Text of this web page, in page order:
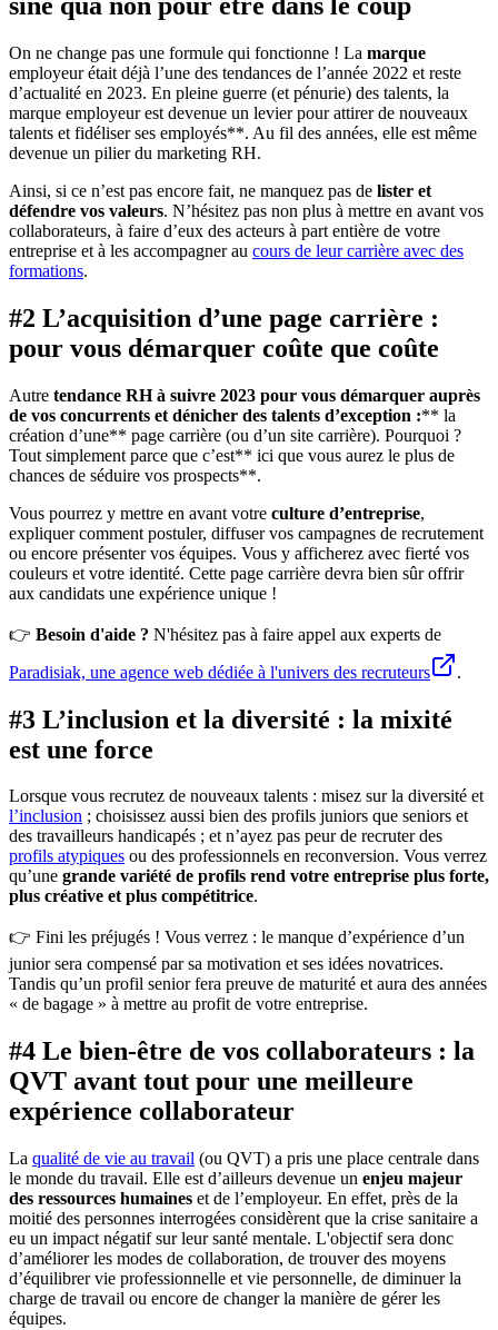
On ne change pas une formule qui fonctionne ! La marque
employeur était déjà l’une des tendances de l’année 2022 et reste
d’actualité en 2023. En pleine guerre (et pénurie) des talents, la
marque employeur est devenue un levier pour attirer de nouveaux
talents et fidéliser ses employés**. Au fil des années, elle est même
devenue un pilier du marketing RH.
Ainsi, si ce n’est pas encore fait, ne manquez pas de lister et
défendre vos valeurs. N’hésitez pas non plus à mettre en avant vos
collaborateurs, à faire d’eux des acteurs à part entière de votre
entreprise et à les accompagner au cours de leur carrière avec des
formations.
#2 L’acquisition d’une page carrière :
pour vous démarquer coûte que coûte
Autre tendance RH à suivre 2023 pour vous démarquer auprès
de vos concurrents et dénicher des talents d’exception :** la
création d’une** page carrière (ou d’un site carrière). Pourquoi ?
Tout simplement parce que c’est** ici que vous aurez le plus de
chances de séduire vos prospects**.
Vous pourrez y mettre en avant votre culture d’entreprise,
expliquer comment postuler, diffuser vos campagnes de recrutement
ou encore présenter vos équipes. Vous y afficherez avec fierté vos
couleurs et votre identité. Cette page carrière devra bien sûr offrir
aux candidats une expérience unique !
👉 Besoin d'aide ? N'hésitez pas à faire appel aux experts de
Paradisiak, une agence web dédiée à l'univers des recruteurs
.
#3 L’inclusion et la diversité : la mixité
est une force
Lorsque vous recrutez de nouveaux talents : misez sur la diversité et
l’inclusion ; choisissez aussi bien des profils juniors que seniors et
des travailleurs handicapés ; et n’ayez pas peur de recruter des
profils atypiques ou des professionnels en reconversion. Vous verrez
qu’une grande variété de profils rend votre entreprise plus forte,
plus créative et plus compétitrice.
👉 Fini les préjugés ! Vous verrez : le manque d’expérience d’un
junior sera compensé par sa motivation et ses idées novatrices.
Tandis qu’un profil senior fera preuve de maturité et aura des années
« de bagage » à mettre au profit de votre entreprise.
#4 Le bien-être de vos collaborateurs : la
QVT avant tout pour une meilleure
expérience collaborateur
La qualité de vie au travail (ou QVT) a pris une place centrale dans
le monde du travail. Elle est d’ailleurs devenue un enjeu majeur
des ressources humaines et de l’employeur. En effet, près de la
moitié des personnes interrogées considèrent que la crise sanitaire a
eu un impact négatif sur leur santé mentale. L'objectif sera donc
d’améliorer les modes de collaboration, de trouver des moyens
d’équilibrer vie professionnelle et vie personnelle, de diminuer la
charge de travail ou encore de changer la manière de gérer les
équipes.